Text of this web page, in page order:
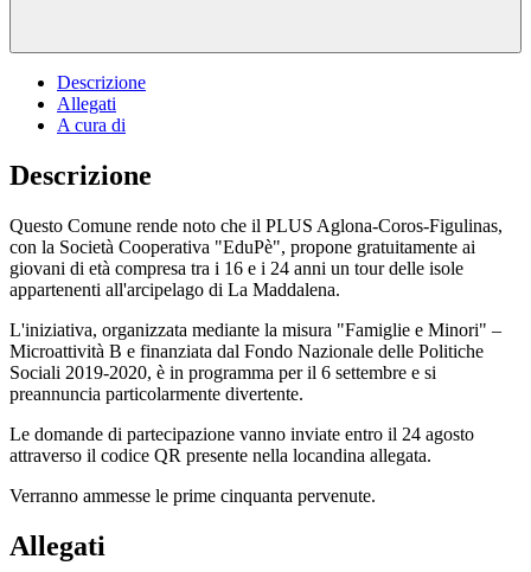
Descrizione
Allegati
A cura di
Descrizione
Questo Comune rende noto che il PLUS Aglona-Coros-Figulinas,
con la Società Cooperativa "EduPè", propone gratuitamente ai
giovani di età compresa tra i 16 e i 24 anni un tour delle isole
appartenenti all'arcipelago di La Maddalena.
L'iniziativa, organizzata mediante la misura "Famiglie e Minori" –
Microattività B e finanziata dal Fondo Nazionale delle Politiche
Sociali 2019-2020, è in programma per il 6 settembre e si
preannuncia particolarmente divertente.
Le domande di partecipazione vanno inviate entro il 24 agosto
attraverso il codice QR presente nella locandina allegata.
Verranno ammesse le prime cinquanta pervenute.
Allegati